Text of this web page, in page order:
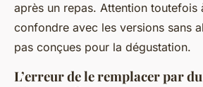
après un repas. Attention toutefois
confondre avec les versions sans
pas conçues pour la dégustation.
L’erreur de le remplacer par